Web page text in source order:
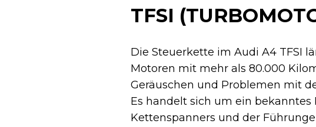
TFSI
Die Steuerkette im Audi A4 TFSI
Motoren mit mehr als 80.000
Geräuschen und Problemen mit
Es handelt sich um ein
Kettenspanners und der